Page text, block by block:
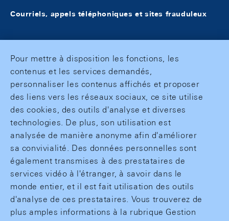
Courriels, appels téléphoniques et sites frauduleux
Pour mettre à disposition les fonctions, les
contenus et les services demandés,
personnaliser les contenus affichés et proposer
des liens vers les réseaux sociaux, ce site utilise
des cookies, des outils d'analyse et diverses
technologies. De plus, son utilisation est
analysée de manière anonyme afin d'améliorer
sa convivialité. Des données personnelles sont
également transmises à des prestataires de
services vidéo à l'étranger, à savoir dans le
monde entier, et il est fait utilisation des outils
d'analyse de ces prestataires. Vous trouverez de
plus amples informations à la rubrique Gestion